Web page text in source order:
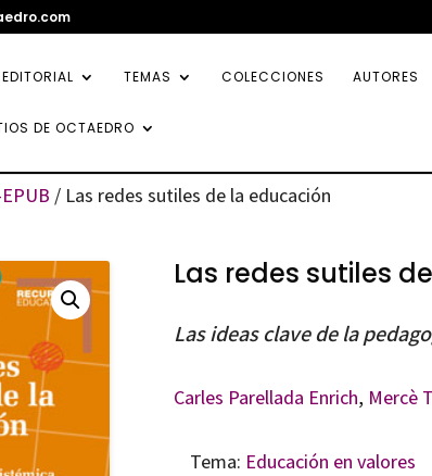
TEMAS COLECCIONES AUTORES
DE OCTAEDRO
/ Las redes sutiles de la educación
Las redes sutiles
Las ideas clave de la
Carles Parellada Enrich, Mercè
Tema: Educación en valores